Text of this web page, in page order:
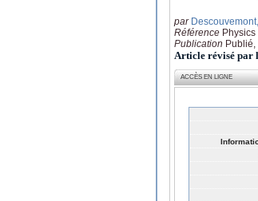
par
Référence
Publication Publié,
Article révisé par
ACCÈS EN LIGNE